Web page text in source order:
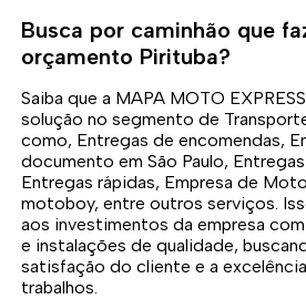
Busca por caminhão que
orçamento Pirituba?
Saiba que a MAPA MOTO
solução no segmento de
como, Entregas de encomendas,
documento em São Paulo,
Entregas rápidas, Empresa de
motoboy, entre outros serviços.
aos investimentos da empresa
e instalações de qualidade,
satisfação do cliente e a
trabalhos.